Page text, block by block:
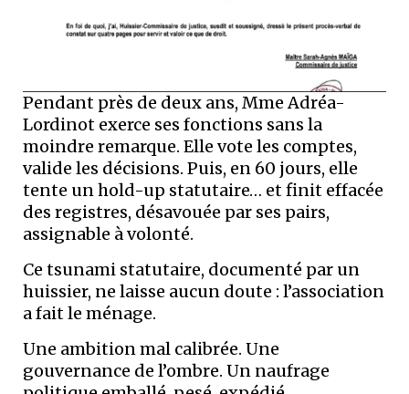
Pendant près de deux ans, Mme Adréa-
Lordinot exerce ses fonctions sans la
moindre remarque. Elle vote les comptes,
valide les décisions. Puis, en 60 jours, elle
tente un hold-up statutaire… et finit effacée
des registres, désavouée par ses pairs,
assignable à volonté.
Ce tsunami statutaire, documenté par un
huissier, ne laisse aucun doute : l’association
a fait le ménage.
Une ambition mal calibrée. Une
gouvernance de l’ombre. Un naufrage